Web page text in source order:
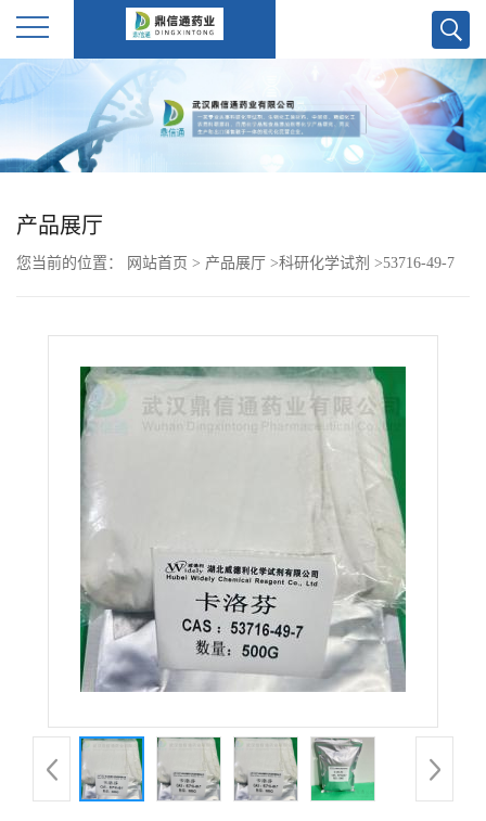
公
产
产品展厅
您当前的位置： 网站首页 > 产品展厅 >科研化学试剂 >53716-49-7